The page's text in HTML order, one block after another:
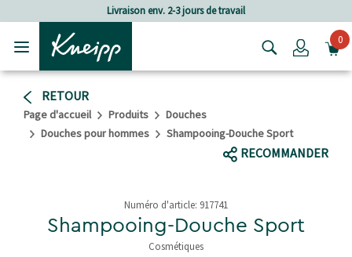
Passer au contenu principal
Passer au contenu du pied de page
Livraison env. 2-3 jours de travail
Login0
RETOUR
Page d'accueil Produits
Douches
Douches pour hommes
Shampooing-Douche Sport
RECOMMANDER
Numéro d'article: 917741
Shampooing-Douche Sport
Cosmétiques